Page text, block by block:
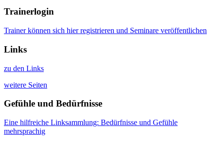
Trainerlogin
Trainer können sich hier registrieren und Seminare veröffentlichen
Links
zu den Links
weitere Seiten
Gefühle und Bedürfnisse
Eine hilfreiche Linksammlung: Bedürfnisse und Gefühle
mehrsprachig